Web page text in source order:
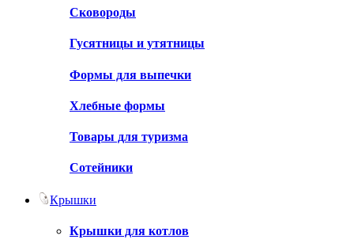
Сковороды
Гусятницы и утятницы
Формы для выпечки
Хлебные формы
Товары для туризма
Сотейники
Крышки
Крышки для котлов